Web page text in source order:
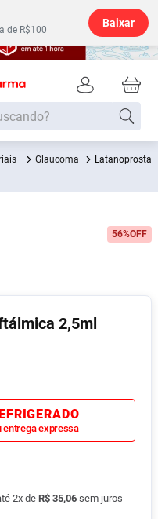
de R$100
Baixar
Glaucoma
Latanoprosta
56%OFF
2,5ml
entrega expressa
2x de R$ 35,06 sem juros